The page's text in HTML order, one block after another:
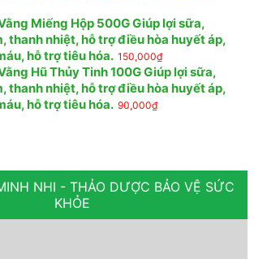
Miếng Hộp 500G Giúp lợi sữa,
thanh nhiệt, hỗ trợ điều hòa huyết áp,
hỗ trợ tiêu hóa. 150,000₫
Hũ Thủy Tinh 100G Giúp lợi sữa,
thanh nhiệt, hỗ trợ điều hòa huyết áp,
hỗ trợ tiêu hóa. 90,000₫
NHI - THẢO DƯỢC BẢO VỆ SỨC
KHỎE